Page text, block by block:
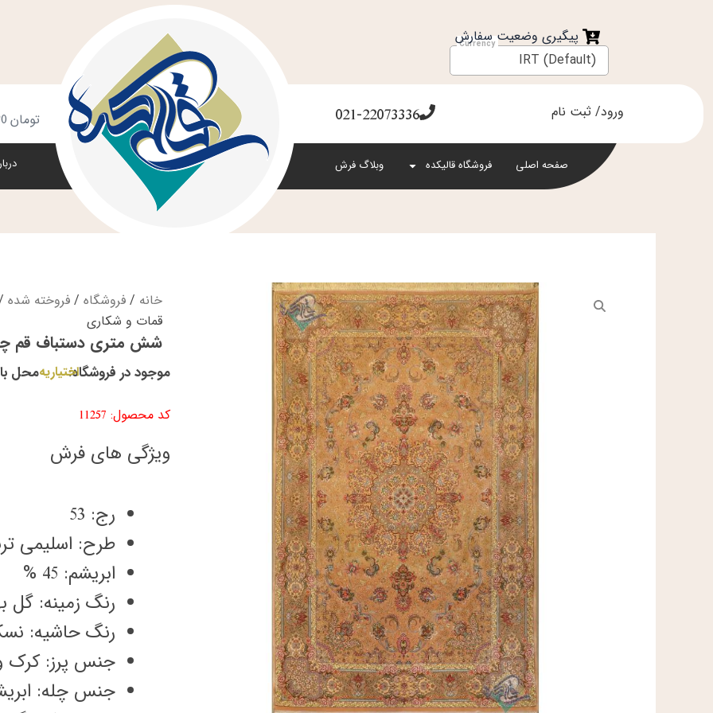
پیگیری وضعیت سفارش
IRT (Default)
ورود/ ثبت نام 021-22073336 تومان0
صفحه اصلی فروشگاه قالیکده وبلاگ فرش
خانه / فروشگاه / فروخته شده
قمات و شکاری
شش متری دستباف قم
موجود در فروشگاه:اختیاریهمحل
کد محصول: 11257
ویژگی های فرش
رج: 53
طرح: اسلیمی
ابریشم: 45 %
رنگ زمینه: گل
رنگ حاشیه:
جنس پرز: کرک
جنس چله: